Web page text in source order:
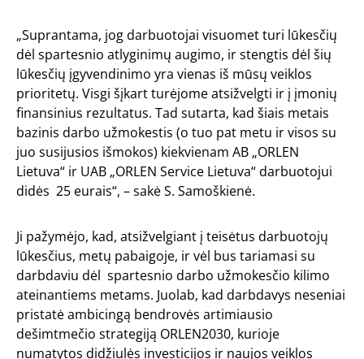
„Suprantama, jog darbuotojai visuomet turi lūkesčių
dėl spartesnio atlyginimų augimo, ir stengtis dėl šių
lūkesčių įgyvendinimo yra vienas iš mūsų veiklos
prioritetų. Visgi šįkart turėjome atsižvelgti ir į įmonių
finansinius rezultatus. Tad sutarta, kad šiais metais
bazinis darbo užmokestis (o tuo pat metu ir visos su
juo susijusios išmokos) kiekvienam AB „ORLEN
Lietuva“ ir UAB „ORLEN Service Lietuva“ darbuotojui
didės 25 eurais“, – sakė S. Samoškienė.
Ji pažymėjo, kad, atsižvelgiant į teisėtus darbuotojų
lūkesčius, metų pabaigoje, ir vėl bus tariamasi su
darbdaviu dėl spartesnio darbo užmokesčio kilimo
ateinantiems metams. Juolab, kad darbdavys neseniai
pristatė ambicingą bendrovės artimiausio
dešimtmečio strategiją ORLEN2030, kurioje
numatytos didžiulės investicijos ir naujos veiklos